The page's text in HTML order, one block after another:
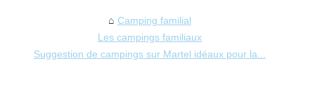
Camping familial
Les campings familiaux
Suggestion de campings sur Martel idéaux pour la...